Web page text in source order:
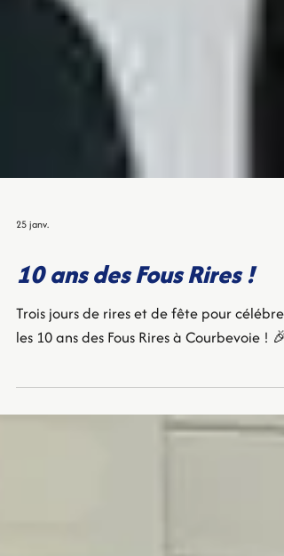
25 janv.
10 ans des Fous Rires !
les 10 ans des Fous Rires à Courbevoie ! 🎉